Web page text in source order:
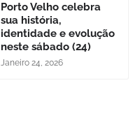
Porto Velho celebra
sua história,
identidade e evolução
neste sábado (24)
Janeiro 24, 2026